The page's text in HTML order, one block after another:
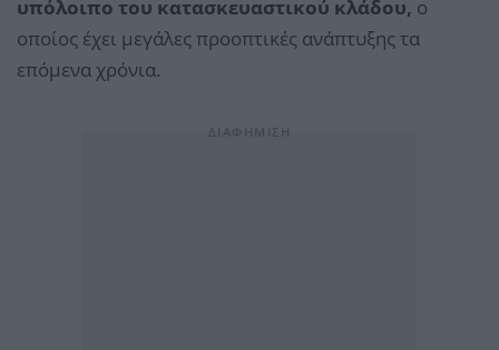
υπόλοιπο του κατασκευαστικού κλάδου, ο
οποίος έχει μεγάλες προοπτικές ανάπτυξης τα
επόμενα χρόνια.